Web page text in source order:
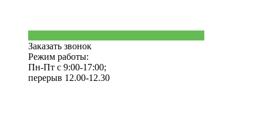
Заказать звонок
Режим работы:
Пн-Пт с 9:00-17:00;
перерыв 12.00-12.30